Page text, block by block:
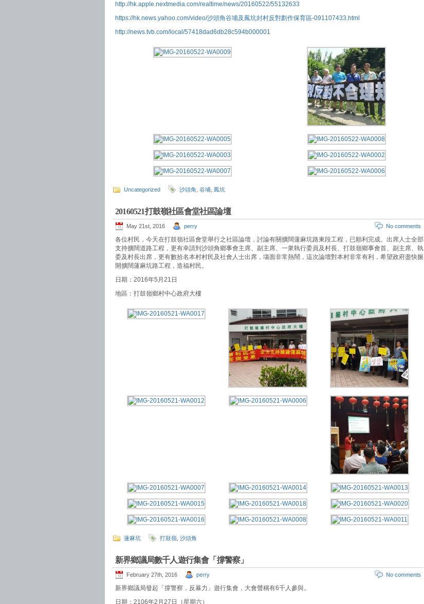
http://hk.apple.nextmedia.com/realtime/news/20160522/55132633
https://hk.news.yahoo.com/video/沙頭角谷埔及鳳坑封村反對劃作保育區-091107433.html
http://news.tvb.com/local/57418dad6db28c594b000001
Uncategorized 沙頭角 谷埔 鳳坑
20160521打鼓嶺社區會堂社區論壇
May 21st, 2016 perry No comments
各位村民，今天在打鼓嶺社區會堂舉行之社區論壇，討論有關擴闊蓮麻坑路東段工程，已順利完成。出席人士全部
支持擴闊道路工程，更有幸請到沙頭角鄉事會主席、副主席、一衆執行委員及村長、打鼓嶺鄉事會首、副主席、執
委及村長出席，更有數拾名本村村民及社會人士出席，塲面非常熱鬧，這次論壇對本村非常有利，希望政府盡快搌
開擴闊蓮麻坑路工程，造福村民。
日期：2016年5月21日
地區：打鼓嶺鄉村中心政府大樓
蓮麻坑 打鼓嶺 沙頭角
新界鄉議局數千人遊行集會「撐警察」
February 27th, 2016 perry No comments
新界鄉議局發起「撐警察，反暴力」遊行集會，大會聲稱有6千人參與。
日期：2106年2月27日（星期六）